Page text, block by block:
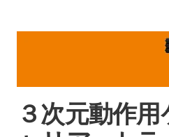
３次元動作